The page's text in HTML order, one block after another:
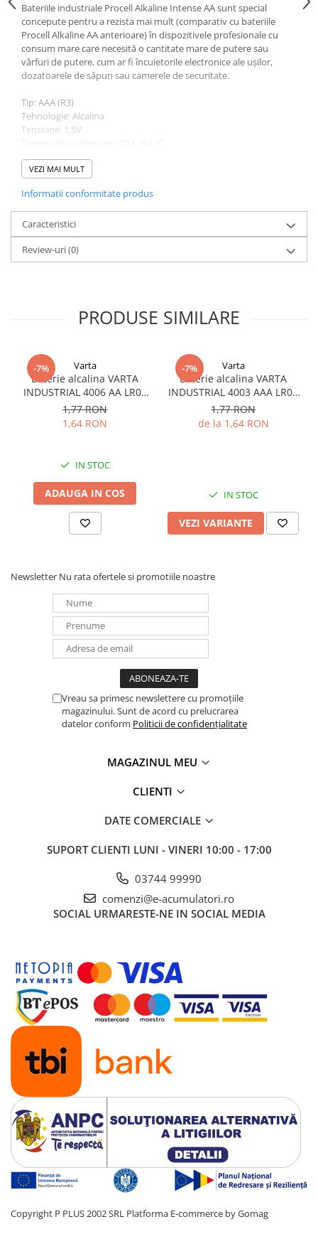
Bateriile industriale Procell Alkaline Intense AA sunt special
concepute pentru a rezista mai mult (comparativ cu bateriile
Procell Alkaline AA anterioare) în dispozitivele profesionale cu
consum mare care necesită o cantitate mare de putere sau
vârfuri de putere, cum ar fi încuietorile electronice ale ușilor,
dozatoarele de săpun sau camerele de securitate.
Tip: AAA (R3)
Tehnologie: Alcalina
Tensiune: 1.5V
Greutate: 24g
VEZI MAI MULT
Informatii conformitate produs
Caracteristici
Review-uri(0)
PRODUSE SIMILARE
-7% Varta
Baterie alcalina VARTA
INDUSTRIAL 4006 AA LR06
1.5V bulk
1,77 RON
1,64 RON
IN STOC
ADAUGA IN COS
-7% Varta
Baterie alcalina VARTA
INDUSTRIAL 4003 AAA LR03
1.5V
1,77 RON
de la 1,64 RON
IN STOC
VEZI VARIANTE
Newsletter Nu rata ofertele si promotiile noastre
Vreau sa primesc newslettere cu promoțiile
magazinului. Sunt de acord cu prelucrarea
datelor conform Politicii de confidențialitate
MAGAZINUL MEU
CLIENTI
DATE COMERCIALE
SUPORT CLIENTI LUNI - VINERI 10:00 - 17:00
03744 99990
comenzi@e-acumulatori.ro
SOCIAL URMARESTE-NE IN SOCIAL MEDIA
Copyright P PLUS 2002 SRL Platforma E-commerce by Gomag